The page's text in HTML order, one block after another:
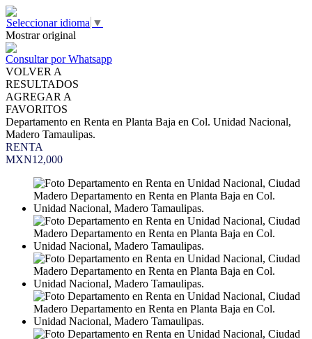
Seleccionar idioma ▼
Mostrar original
Consultar por Whatsapp
VOLVER A
RESULTADOS
AGREGAR A
FAVORITOS
Departamento en Renta en Planta Baja en Col. Unidad Nacional,
Madero Tamaulipas.
RENTA
MXN12,000